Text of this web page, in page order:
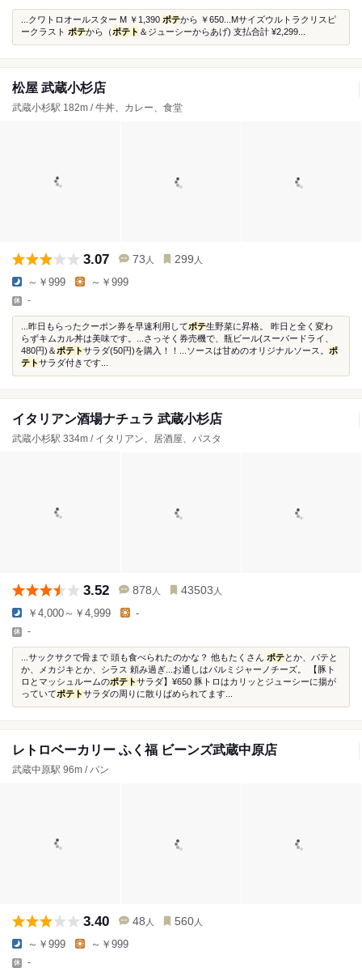
...クワトロオールスター M ￥1,390 ポテから ￥650...Mサイズウルトラクリスピ
ークラスト ポテから（ ポテト ＆ジューシーからあげ) 支払合計 ¥2,299...
松屋 武蔵小杉店
武蔵小杉駅 182m / 牛丼、カレー、食堂
3.07 73 人 299 人
～￥999 ～￥999
-
...昨日もらったクーポン券を早速利用してポテ生野菜に昇格。 昨日と全く変わ
らずキムカル丼は美味です。...さっそく券売機で、瓶ビール(スーパードライ、
480円)＆ ポテトサラダ(50円)を購入！！...ソースは甘めのオリジナルソース。 ポ
テトサラダ付きです...
イタリアン酒場ナチュラ 武蔵小杉店
武蔵小杉駅 334m / イタリアン、居酒屋、パスタ
3.52 878 人 43503 人
￥4,000～￥4,999 -
-
...サックサクで骨まで 頭も食べられたのかな？ 他もたくさん ポテとか、パテと
か、メカジキとか、シラス 頼み過ぎ...お通しはパルミジャーノチーズ。 【豚ト
ロとマッシュルームのポテトサラダ】¥650 豚トロはカリッとジューシーに揚が
っていてポテトサラダの周りに散りばめられてます...
レトロベーカリー ふく福 ビーンズ武蔵中原店
武蔵中原駅 96m / パン
3.40 48 人 560 人
～￥999 ～￥999
-